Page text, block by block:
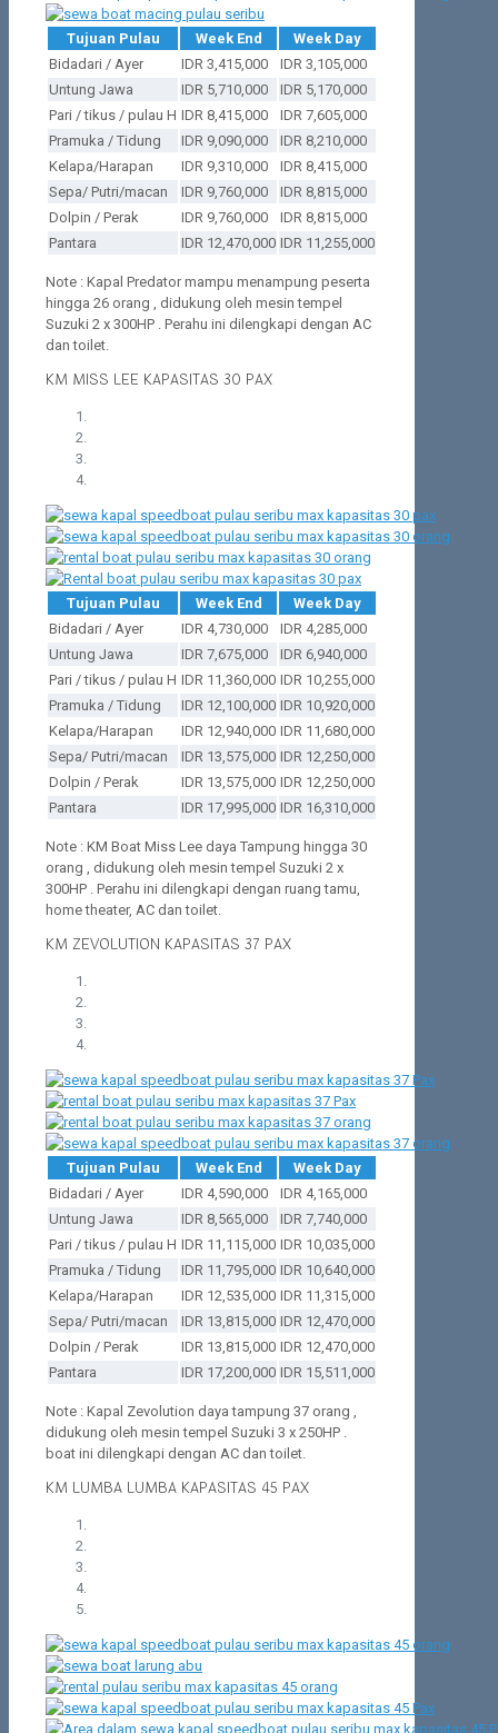
Tujuan Pulau Week End
Week Day
Bidadari / Ayer
IDR 3,415,000
IDR 3,105,000
Untung Jawa
IDR 5,710,000
IDR 5,170,000
Pari / tikus / pulau H IDR 8,415,000
IDR 7,605,000
Pramuka / Tidung
IDR 9,090,000
IDR 8,210,000
Kelapa/Harapan
IDR 9,310,000
IDR 8,415,000
Sepa/ Putri/macan
IDR 9,760,000
IDR 8,815,000
Dolpin / Perak
IDR 9,760,000
IDR 8,815,000
Pantara
IDR 12,470,000 IDR 11,255,000
Note : Kapal Predator mampu menampung peserta
hingga 26 orang , didukung oleh mesin tempel
Suzuki 2 x 300HP . Perahu ini dilengkapi dengan AC
dan toilet.
KM MISS LEE KAPASITAS 30 PAX
Tujuan Pulau Week End
Week Day
Bidadari / Ayer
IDR 4,730,000
IDR 4,285,000
Untung Jawa
IDR 7,675,000
IDR 6,940,000
Pari / tikus / pulau H IDR 11,360,000 IDR 10,255,000
Pramuka / Tidung
IDR 12,100,000 IDR 10,920,000
Kelapa/Harapan
IDR 12,940,000 IDR 11,680,000
Sepa/ Putri/macan
IDR 13,575,000 IDR 12,250,000
Dolpin / Perak
IDR 13,575,000 IDR 12,250,000
Pantara
IDR 17,995,000 IDR 16,310,000
Note : KM Boat Miss Lee daya Tampung hingga 30
orang , didukung oleh mesin tempel Suzuki 2 x
300HP . Perahu ini dilengkapi dengan ruang tamu,
home theater, AC dan toilet.
KM ZEVOLUTION KAPASITAS 37 PAX
Tujuan Pulau Week End
Week Day
Bidadari / Ayer
IDR 4,590,000
IDR 4,165,000
Untung Jawa
IDR 8,565,000
IDR 7,740,000
Pari / tikus / pulau H IDR 11,115,000 IDR 10,035,000
Pramuka / Tidung
IDR 11,795,000 IDR 10,640,000
Kelapa/Harapan
IDR 12,535,000 IDR 11,315,000
Sepa/ Putri/macan
IDR 13,815,000 IDR 12,470,000
Dolpin / Perak
IDR 13,815,000 IDR 12,470,000
Pantara
IDR 17,200,000 IDR 15,511,000
Note : Kapal Zevolution daya tampung 37 orang ,
didukung oleh mesin tempel Suzuki 3 x 250HP .
boat ini dilengkapi dengan AC dan toilet.
KM LUMBA LUMBA KAPASITAS 45 PAX